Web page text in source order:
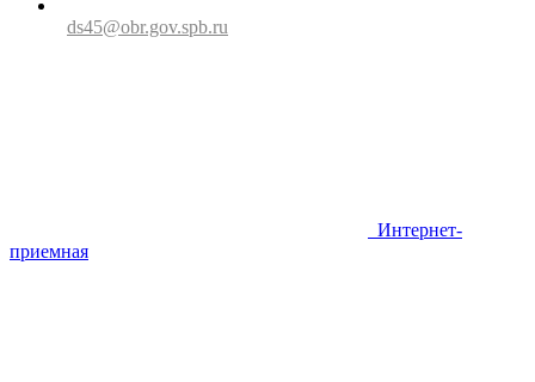
ds45@obr.gov.spb.ru
Интернет-
приемная